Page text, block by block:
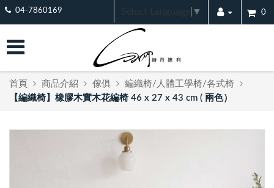
04-7860169 Select Language ▼ 0
首頁 商品介紹 傢俱
編織椅/人體工學椅/各式椅
【編織椅】橡膠木實木花編椅 46 x 27 x 43 cm ( 兩色）